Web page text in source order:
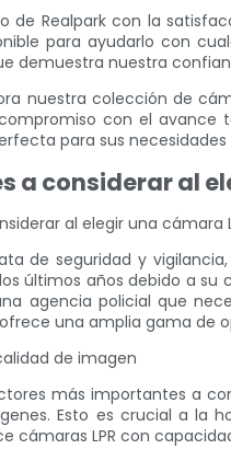
de Realpark con la
para ayudarlo con
demuestra nuestra
nuestra colección de
con el avance
para sus
a considerar al
al elegir una cámara
de seguridad y
últimos años debido a
agencia policial que
ofrece una amplia gama de
de imagen
más importantes a
Esto es crucial a la
cámaras LPR con